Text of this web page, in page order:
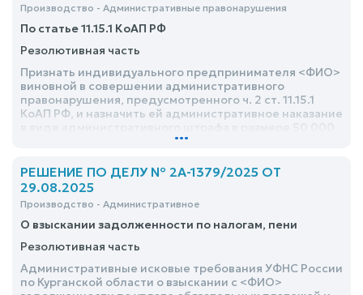
Производство - Административные правонарушения
По статье 11.15.1 КоАП РФ
Резолютивная часть
Признать индивидуального предпринимателя <ФИО>
виновной в совершении административного
правонарушения, предусмотренного ч. 2 ст. 11.15.1
КоАП РФ, и назначить ей административное наказание
...
РЕШЕНИЕ ПО ДЕЛУ № 2А-1379/2025 ОТ
29.08.2025
Производство - Административное
О взыскании задолженности по налогам, пени
Резолютивная часть
Административные исковые требования УФНС России
по Курганской области о взыскании с <ФИО>